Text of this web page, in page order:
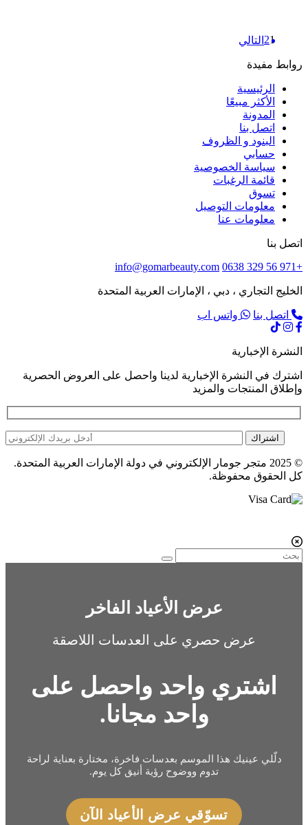
Posts
pagination
1
2 التالي
روابط مفيدة
الرئيسية
الأكثر مبيعًا
المدونة
اتصل بنا
البنود و الظروف
حسابي
سياسة الخصوصية
قائمة الرغبات
تسوق
معلومات التوصيل
معلومات عنا
اتصل بنا
+971 56 329 0638
info@gomarbeauty.com
الخليج التجاري ، دبي ، الإمارات العربية المتحدة
اتصل بنا واتس اب
النشرة الإخبارية
اشترك في النشرة الإخبارية لدينا واحصل على العروض الحصرية
وإطلاق المنتجات والمزيد
اشتراك
© 2025 متجر جومار الإلكتروني في دولة الإمارات العربية المتحدة.
كل الحقوق محفوظة.
عرض الأعياد الفاخر
عرض حصري على العدسات اللاصقة
اشتري واحد واحصل على
واحد مجانا.
دلّلي عينيك هذا الموسم بعدسات فاخرة، مختارة بعناية لراحة
تدوم ووضوح رؤية أنيق كل يوم.
تسوّقي عرض الأعياد الآن